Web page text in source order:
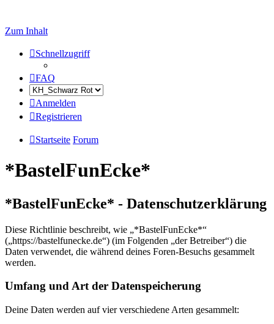
Zum Inhalt
Schnellzugriff
FAQ
Anmelden
Registrieren
Startseite Forum
*BastelFunEcke*
*BastelFunEcke* - Datenschutzerklärung
Diese Richtlinie beschreibt, wie „*BastelFunEcke*“
(„https://bastelfunecke.de“) (im Folgenden „der Betreiber“) die
Daten verwendet, die während deines Foren-Besuchs gesammelt
werden.
Umfang und Art der Datenspeicherung
Deine Daten werden auf vier verschiedene Arten gesammelt: